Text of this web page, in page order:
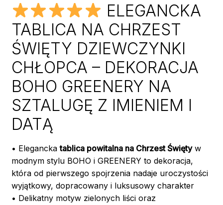
ELEGANCKA
TABLICA NA CHRZEST
ŚWIĘTY DZIEWCZYNKI
CHŁOPCA – DEKORACJA
BOHO GREENERY NA
SZTALUGĘ Z IMIENIEM I
DATĄ
• Eleganckatablica powitalna na Chrzest Świętyw
modnym stylu BOHO i GREENERY to dekoracja,
która od pierwszego spojrzenia nadaje uroczystości
wyjątkowy, dopracowany i luksusowy charakter
• Delikatny motyw zielonych liści oraz